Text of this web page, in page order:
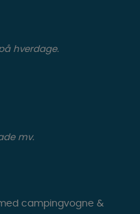
hverdage.
mv.
campingvogne &